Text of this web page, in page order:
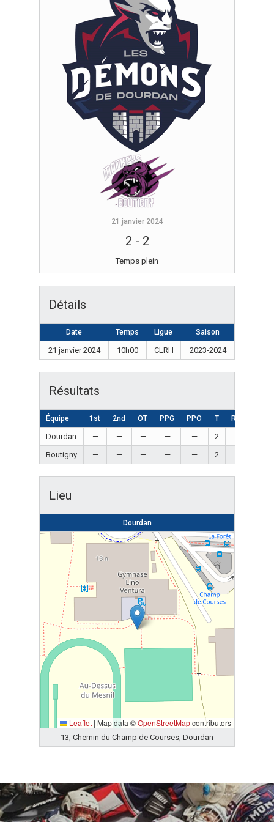
21 janvier 2024
2 - 2
Temps plein
Détails
Date Temps Ligue Saison
21 janvier 2024 10h00 CLRH 2023-2024
Résultats
Équipe 1st 2nd OT PPG PPO T Résultat
Dourdan — — — — — 2
Boutigny
— — — — — 2
Lieu
Dourdan
Leaflet | Map data ©OpenStreetMapcontributors
13, Chemin du Champ de Courses, Dourdan